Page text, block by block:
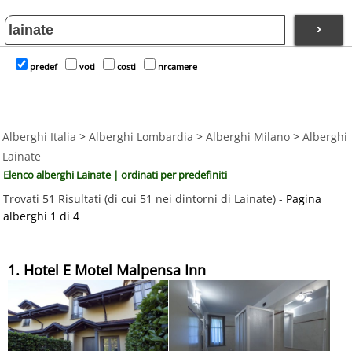
›
predef voti costi nrcamere
Alberghi Italia > Alberghi Lombardia > Alberghi Milano > Alberghi
Lainate
Elenco alberghi Lainate | ordinati per predefiniti
Trovati 51 Risultati (di cui 51 nei dintorni di Lainate) - Pagina
alberghi 1 di 4
1. Hotel E Motel Malpensa Inn